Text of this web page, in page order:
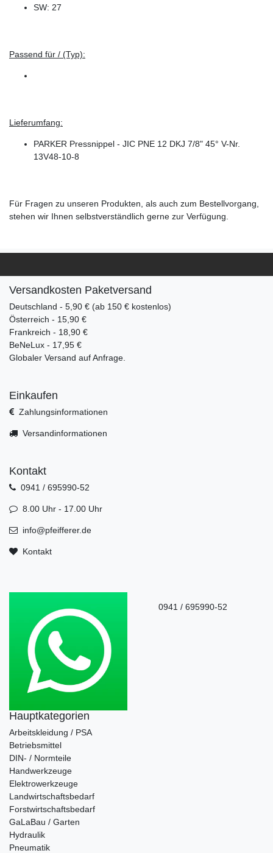
SW: 27
Passend für / (Typ):
Lieferumfang:
PARKER Pressnippel - JIC PNE 12 DKJ 7/8" 45° V-Nr.
13V48-10-8
Für Fragen zu unseren Produkten, als auch zum Bestellvorgang,
stehen wir Ihnen selbstverständlich gerne zur Verfügung.
Versandkosten Paketversand
Deutschland - 5,90 € (ab 150 € kostenlos)
Österreich - 15,90 €
Frankreich - 18,90 €
BeNeLux - 17,95 €
Globaler Versand auf Anfrage.
Einkaufen
Zahlungsinformationen
Versandinformationen
Kontakt
0941 / 695990-52
8.00 Uhr - 17.00 Uhr
info@pfeifferer.de
Kontakt
0941 / 695990-52
Hauptkategorien
Arbeitskleidung / PSA
Betriebsmittel
DIN- / Normteile
Handwerkzeuge
Elektrowerkzeuge
Landwirtschaftsbedarf
Forstwirtschaftsbedarf
GaLaBau / Garten
Hydraulik
Pneumatik